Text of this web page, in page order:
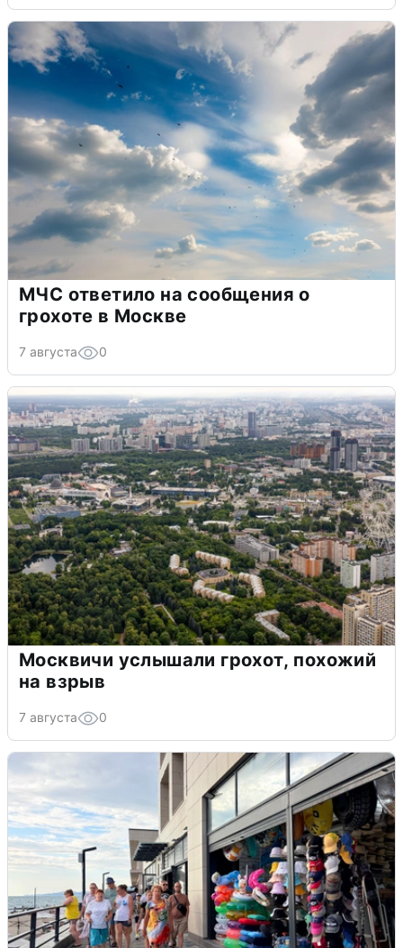
МЧС ответило на сообщения о
грохоте в Москве
7 августа 0
Москвичи услышали грохот, похожий
на взрыв
7 августа 0